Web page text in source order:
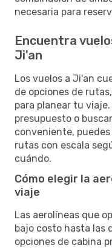
necesaria para
Encuentra
Ji'an
Los vuelos a Ji'an
de opciones de
para planear tu
presupuesto o
conveniente,
rutas con escala
cuándo.
Cómo elegir la
viaje
Las aerolíneas que
bajo costo hasta las
opciones de cabina